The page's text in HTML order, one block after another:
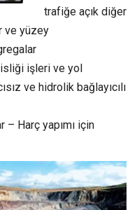
trafiğe açık diğer
ve yüzey
işleri ve yol
ve hidrolik bağlayıcılı
– Harç yapımı için